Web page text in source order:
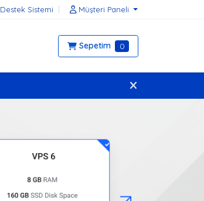
Destek Sistemi Müşteri Paneli
Sepetim 0